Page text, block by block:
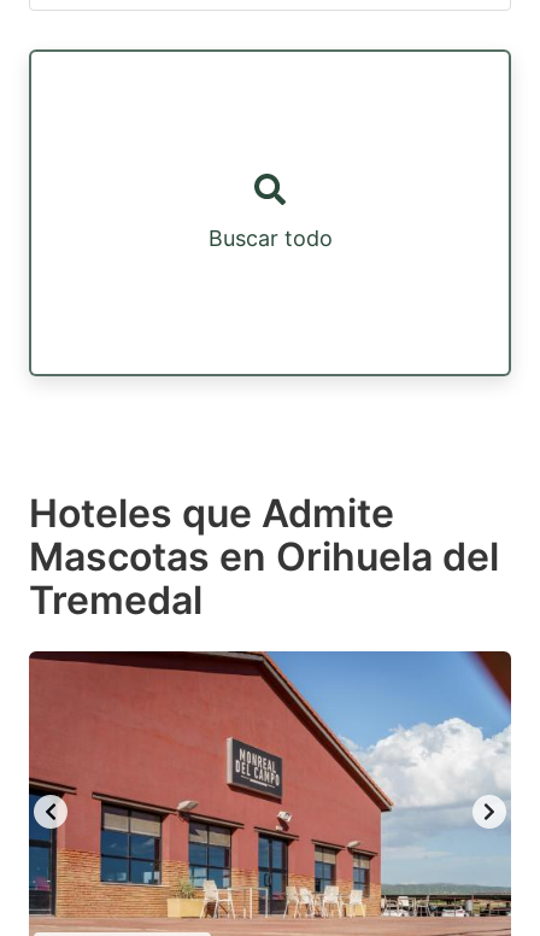
Buscar todo
Hoteles que Admite
Mascotas en Orihuela del
Tremedal